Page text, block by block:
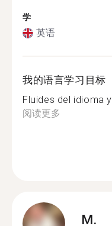
学
英语
我的语言学习目标
Fluides del idioma
阅读更多
M.